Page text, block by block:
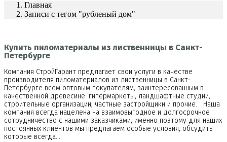
Главная
Записи с тегом "рубленый дом"
Купить пиломатериалы из лиственницы в Санкт-
Петербурге
Компания СтройГарант предлагает свои услуги в качестве
производителя пиломатериалов из лиственницы в Санкт-
Петербурге всем оптовым покупателям, заинтересованным в
качественной древесине: гипермаркеты, ландшафтные студии,
строительные организации, частные застройщики и прочие. Наша
компания всегда нацелена на взаимовыгодное и долгосрочное
сотрудничество с нашими заказчиками, именно поэтому для наших
постоянных клиентов мы предлагаем особые условия, обсудить
которые всегда…